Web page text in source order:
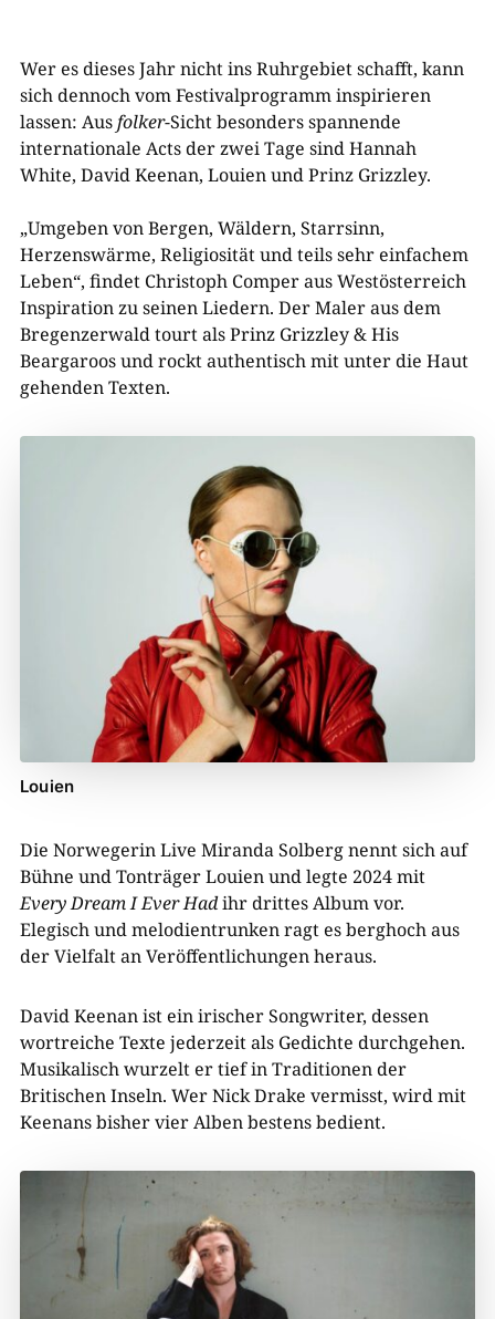
Wer es dieses Jahr nicht ins Ruhrgebiet schafft, kann
sich dennoch vom Festivalprogramm inspirieren
lassen: Ausfolker-Sicht besonders spannende
internationale Acts der zwei Tage sind Hannah
White, David Keenan, Louien und Prinz Grizzley.
„Umgeben von Bergen, Wäldern, Starrsinn,
Herzenswärme, Religiosität und teils sehr einfachem
Leben“, findet Christoph Comper aus Westösterreich
Inspiration zu seinen Liedern. Der Maler aus dem
Bregenzerwald tourt als Prinz Grizzley & His
Beargaroos und rockt authentisch mit unter die Haut
gehenden Texten.
Louien
Die Norwegerin Live Miranda Solberg nennt sich auf
Bühne und Tonträger Louien und legte 2024 mit
Every Dream I Ever Hadihr drittes Album vor.
Elegisch und melodientrunken ragt es berghoch aus
der Vielfalt an Veröffentlichungen heraus.
David Keenan ist ein irischer Songwriter, dessen
wortreiche Texte jederzeit als Gedichte durchgehen.
Musikalisch wurzelt er tief in Traditionen der
Britischen Inseln. Wer Nick Drake vermisst, wird mit
Keenans bisher vier Alben bestens bedient.